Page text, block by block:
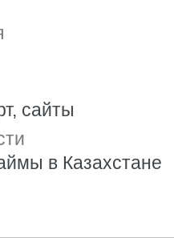
сайты
в Казахстане